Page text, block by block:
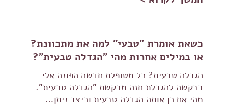
כשאת אומרת "טבעי" למה את מתכוונת?
או במילים אחרות מהי "הגדלה טבעית"?
הגדלה טבעית? כל מטופלת חדשה הפונה אלי
בבקשה להגדלת חזה מבקשת "הגדלה טבעית".
מהי אם כן אותה הגדלה טבעית וכיצד ניתן…